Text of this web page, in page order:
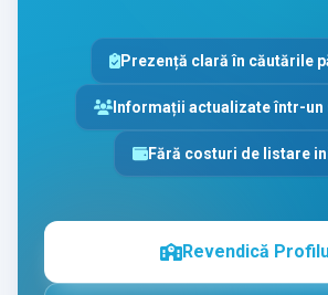
Prezență clară în căutările
Informații actualizate într-
Fără costuri de listare
Revendică